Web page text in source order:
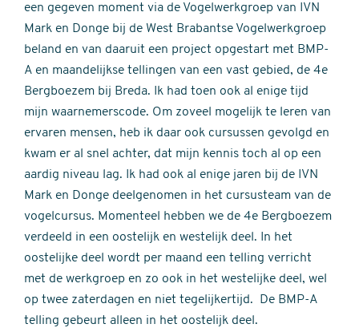
een gegeven moment via de Vogelwerkgroep van IVN
Mark en Donge bij de West Brabantse Vogelwerkgroep
beland en van daaruit een project opgestart met BMP-
A en maandelijkse tellingen van een vast gebied, de 4e
Bergboezem bij Breda. Ik had toen ook al enige tijd
mijn waarnemerscode. Om zoveel mogelijk te leren van
ervaren mensen, heb ik daar ook cursussen gevolgd en
kwam er al snel achter, dat mijn kennis toch al op een
aardig niveau lag. Ik had ook al enige jaren bij de IVN
Mark en Donge deelgenomen in het cursusteam van de
vogelcursus. Momenteel hebben we de 4e Bergboezem
verdeeld in een oostelijk en westelijk deel. In het
oostelijke deel wordt per maand een telling verricht
met de werkgroep en zo ook in het westelijke deel, wel
op twee zaterdagen en niet tegelijkertijd. De BMP-A
telling gebeurt alleen in het oostelijk deel.